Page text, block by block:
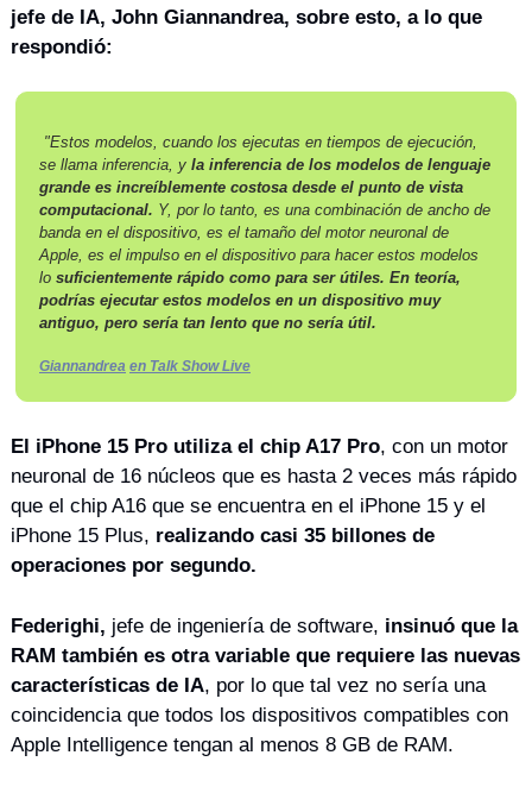
jefe de IA, John Giannandrea, sobre esto, a lo que
respondió:
se llama inferencia, y la inferencia de los modelos de lenguaje
grande es increíblemente costosa desde el punto de vista
computacional. Y, por lo tanto, es una combinación de ancho de
banda en el dispositivo, es el tamaño del motor neuronal de
Apple, es el impulso en el dispositivo para hacer estos modelos
lo suficientemente rápido como para ser útiles. En teoría,
podrías ejecutar estos modelos en un dispositivo muy
antiguo, pero sería tan lento que no sería útil.
Giannandrea en Talk Show Live
El iPhone 15 Pro utiliza el chip A17 Pro, con un motor
neuronal de 16 núcleos que es hasta 2 veces más rápido
que el chip A16 que se encuentra en el iPhone 15 y el
iPhone 15 Plus, realizando casi 35 billones de
operaciones por segundo.
Federighi, jefe de ingeniería de software, insinuó que la
RAM también es otra variable que requiere las nuevas
características de IA, por lo que tal vez no sería una
coincidencia que todos los dispositivos compatibles con
Apple Intelligence tengan al menos 8 GB de RAM.